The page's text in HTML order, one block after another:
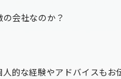
会社なのか？
的な経験やアドバイスもお